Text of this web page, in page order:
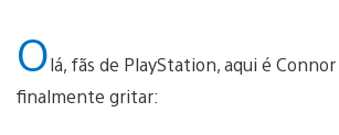
Olá, fãs de PlayStation, aqui é
finalmente gritar: